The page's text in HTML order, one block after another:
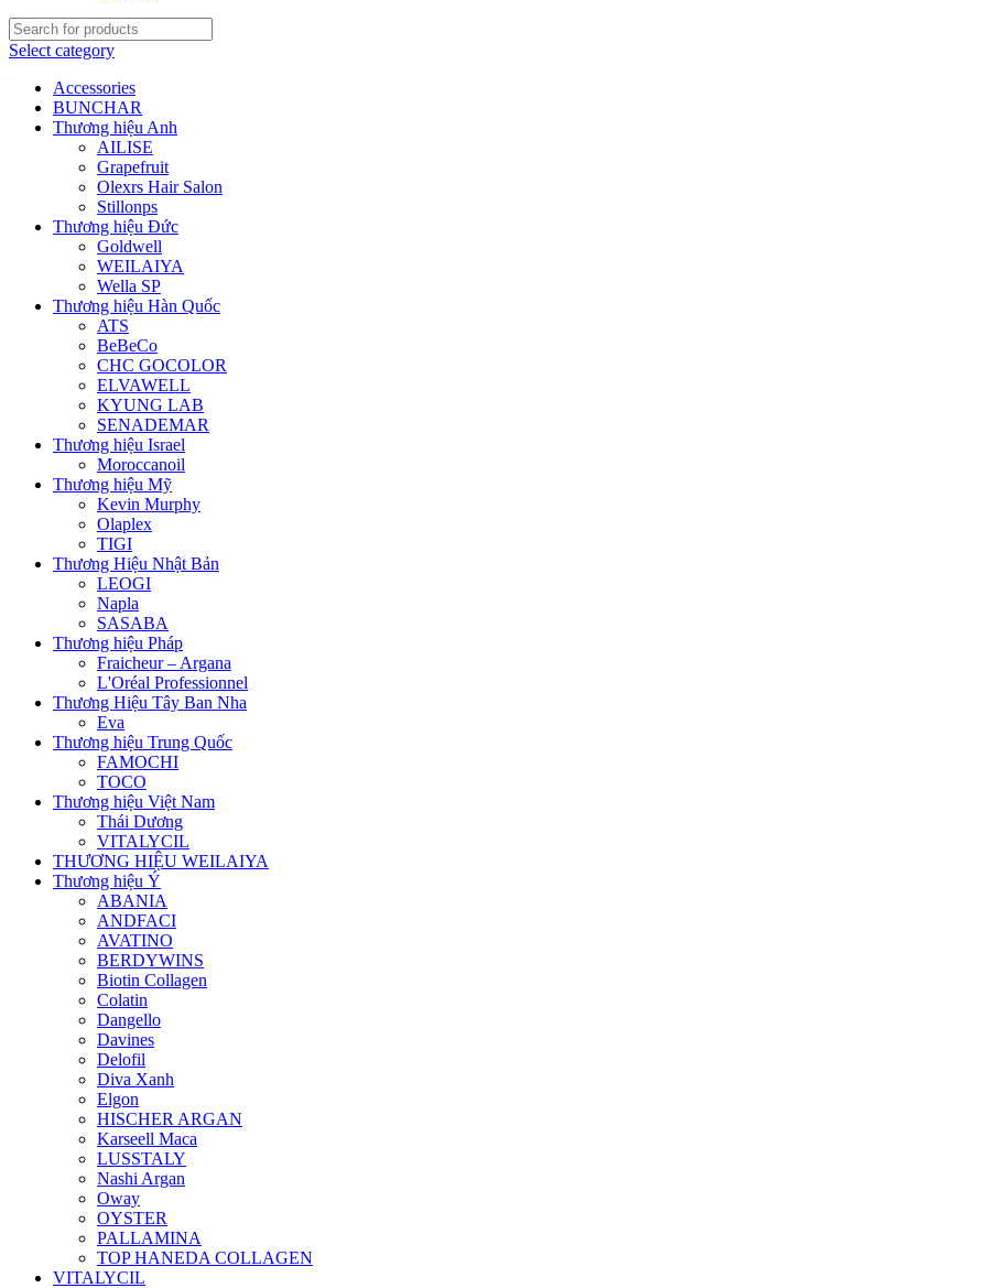
Select category
Accessories
BUNCHAR
Thương hiệu Anh
AILISE
Grapefruit
Olexrs Hair Salon
Stillonps
Thương hiệu Đức
Goldwell
WEILAIYA
Wella SP
Thương hiệu Hàn Quốc
ATS
BeBeCo
CHC GOCOLOR
ELVAWELL
KYUNG LAB
SENADEMAR
Thương hiệu Israel
Moroccanoil
Thương hiệu Mỹ
Kevin Murphy
Olaplex
TIGI
Thương Hiệu Nhật Bản
LEOGI
Napla
SASABA
Thương hiệu Pháp
Fraicheur – Argana
L'Oréal Professionnel
Thương Hiệu Tây Ban Nha
Eva
Thương hiệu Trung Quốc
FAMOCHI
TOCO
Thương hiệu Việt Nam
Thái Dương
VITALYCIL
THƯƠNG HIỆU WEILAIYA
Thương hiệu Ý
ABANIA
ANDFACI
AVATINO
BERDYWINS
Biotin Collagen
Colatin
Dangello
Davines
Delofil
Diva Xanh
Elgon
HISCHER ARGAN
Karseell Maca
LUSSTALY
Nashi Argan
Oway
OYSTER
PALLAMINA
TOP HANEDA COLLAGEN
VITALYCIL